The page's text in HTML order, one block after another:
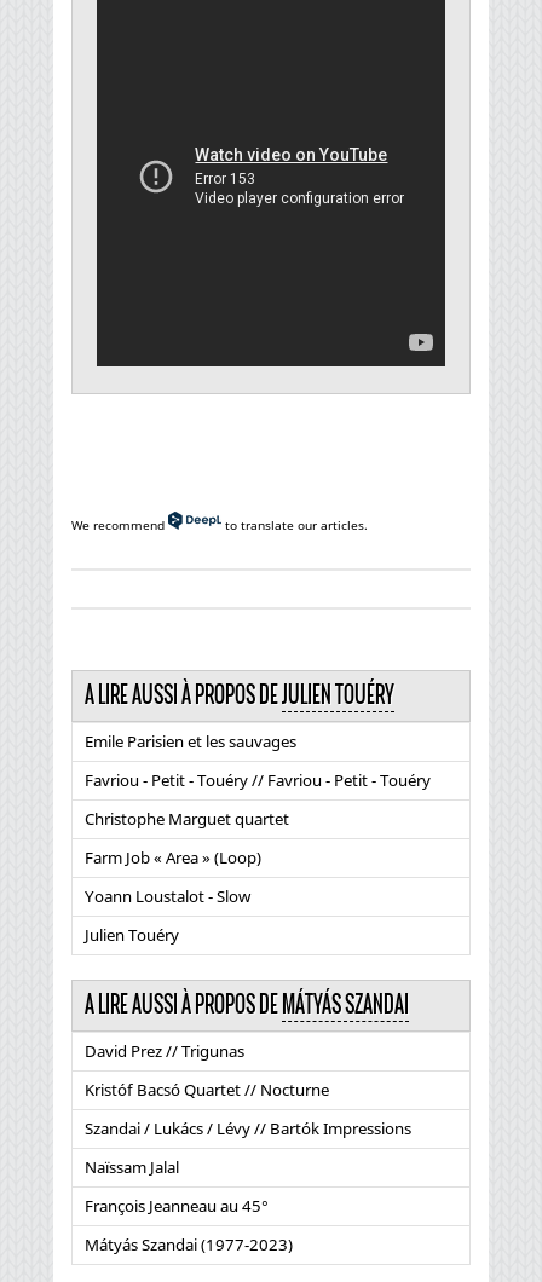
We recommend to translate our articles.
A LIRE AUSSI À PROPOS DEJULIEN TOUÉRY
Emile Parisien et les sauvages
Favriou - Petit - Touéry // Favriou - Petit - Touéry
Christophe Marguet quartet
Farm Job « Area » (Loop)
Yoann Loustalot - Slow
Julien Touéry
A LIRE AUSSI À PROPOS DEMÁTYÁS SZANDAI
David Prez // Trigunas
Kristóf Bacsó Quartet // Nocturne
Szandai / Lukács / Lévy // Bartók Impressions
Naïssam Jalal
François Jeanneau au 45°
Mátyás Szandai (1977-2023)